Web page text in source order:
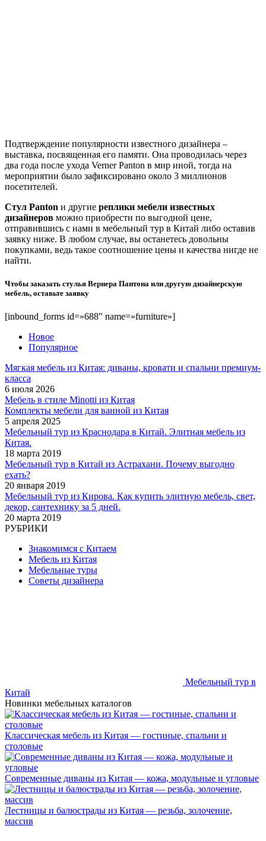
Подтверждение популярности известного дизайнера –
выставка, посвященная его памяти. Она проводилась через
два года после ухода Verner Panton в мир иной, тогда на
мероприятии было зафиксировано около 3 миллионов
посетителей.
Стул Panton и другие реплики мебели известных
дизайнеров можно приобрести по выгодной цене,
отправившись с нами в мебельный тур в Китай либо оставив
заявку ниже. В любом случае, вы останетесь довольны
покупками, ведь такое соотношение цены и качества нигде не
найти.
Чтобы заказать стулья Вернера Пантона или другую дизайнерскую
мебель, оставьте заявку
[inbound_forms id=»688″ name=»furniture»]
Новое
Популярное
Мягкая мебель из Китая: диваны, кровати и спальни премиум-
класса
6 июля 2026
Мебель в стиле Minotti из Китая
Комплекты мебели для ванной из Китая
5 апреля 2025
Мебельный тур из Краснодара в Китай. Элитная мебель из
Китая.
18 марта 2019
Мебельный тур в Китай из Астрахани. Почему выгодно
ехать?
20 января 2019
Мебельный тур из Кирова. Как купить элитную мебель, свет,
декор, сантехнику за 5 дней.
20 марта 2019
РУБРИКИ
Знакомимся с Китаем
Мебель из Китая
Мебельные туры
Советы дизайнера
Мебельный тур в
Китай
Новинки мебельных каталогов
Классическая мебель из Китая — гостиные, спальни и
столовые
Современные диваны из Китая — кожа, модульные и угловые
Лестницы и балюстрады из Китая — резьба, золочение,
массив